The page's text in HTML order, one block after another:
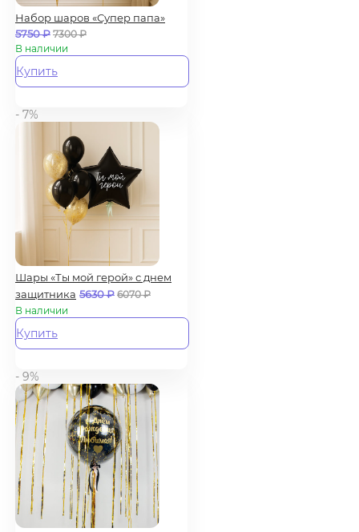
Набор шаров «Супер папа»
5750₽ 7300₽
В наличии
Купить
- 7%
Шары «Ты мой герой» с днем
защитника 5630₽ 6070₽
В наличии
Купить
- 9%